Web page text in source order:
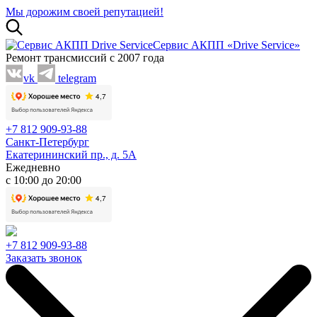
Мы дорожим своей репутацией!
Сервис АКПП «Drive Service»
Ремонт трансмиссий с 2007 года
vk
telegram
+7 812 909-93-88
Санкт-Петербург
Екатерининский пр., д. 5А
Ежедневно
с 10:00 до 20:00
+7 812 909-93-88
Заказать звонок